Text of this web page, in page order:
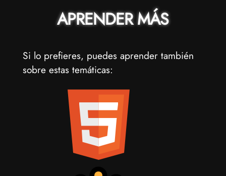
APRENDER MÁS
Si lo prefieres, puedes aprender también
sobre estas temáticas: